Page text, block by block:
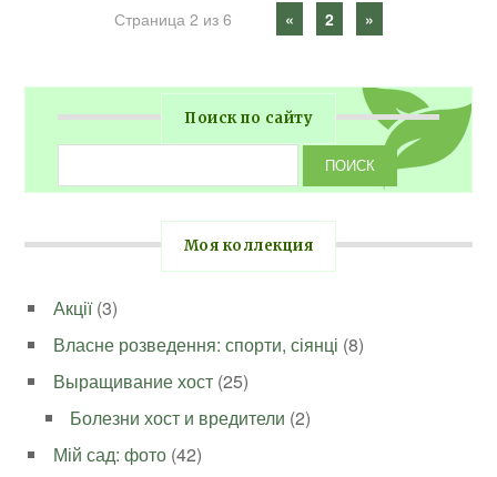
Страница 2 из 6 « 2 »
Поиск по сайту
Моя коллекция
Акції(3)
Власне розведення: спорти, сіянці (8)
Выращивание хост (25)
Болезни хост и вредители (2)
Мій сад: фото (42)